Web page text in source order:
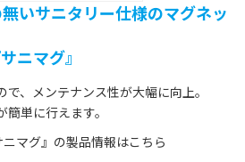
いサニタリー仕様のマグネッ
ニマグ』
、メンテナンス性が大幅に向上。
単に行えます。
マグ』の製品情報はこちら